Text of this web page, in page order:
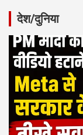
देश/दुनिया